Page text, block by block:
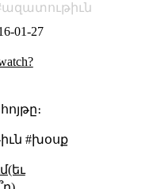
ազատութիւն
01-27
#խօսք